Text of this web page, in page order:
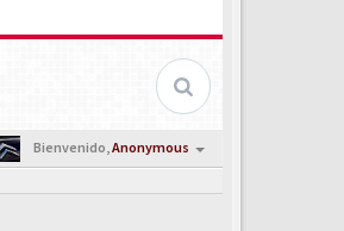
Bienvenido,Anonymous